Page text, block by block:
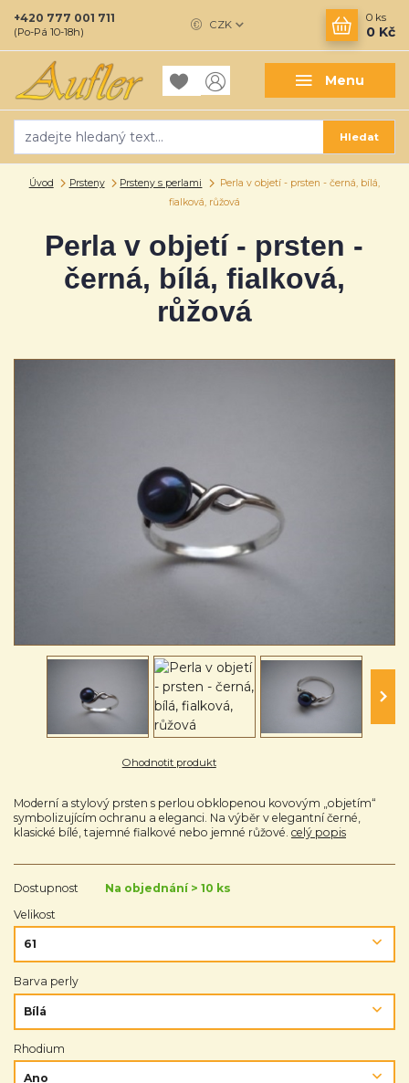
Menu
CZK
Hledat
+420 777 001 711
(Po-Pá 10-18h)
0 ks
0 Kč
Úvod Prsteny Prsteny s perlami
Perla v objetí - prsten - černá, bílá,
fialková, růžová
Perla v objetí - prsten -
černá, bílá, fialková,
růžová
Ohodnotit produkt
Moderní a stylový prsten s perlou obklopenou kovovým „objetím“
symbolizujícím ochranu a eleganci. Na výběr v elegantní černé,
klasické bílé, tajemné fialkové nebo jemné růžové. celý popis
Dostupnost
Na objednání > 10 ks
Velikost
Barva perly
Rhodium